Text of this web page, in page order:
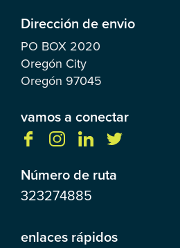
Dirección de envio
PO BOX 2020
Oregón City
Oregón 97045
vamos a conectar
Número de ruta
323274885
enlaces rápidos